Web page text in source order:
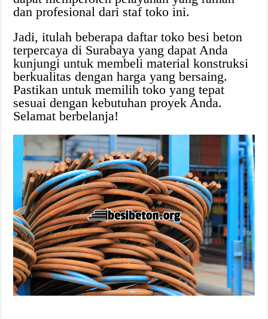
dan profesional dari staf toko ini.
Jadi, itulah beberapa daftar toko besi beton
terpercaya di Surabaya yang dapat Anda
kunjungi untuk membeli material konstruksi
berkualitas dengan harga yang bersaing.
Pastikan untuk memilih toko yang tepat
sesuai dengan kebutuhan proyek Anda.
Selamat berbelanja!